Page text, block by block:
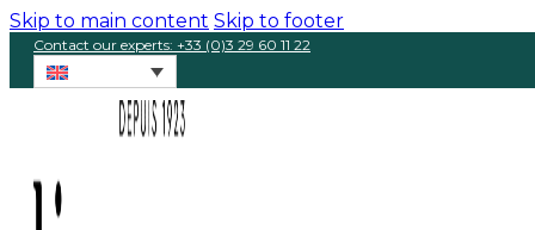
Skip to main content Skip to footer
Contact our experts: +33 (0)3 29 60 11 22